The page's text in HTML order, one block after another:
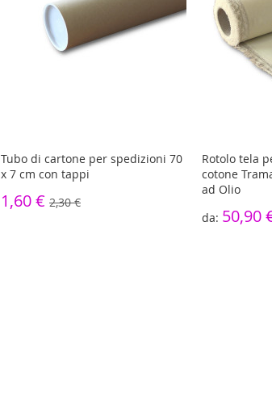
Tubo di cartone per spedizioni 70
x 7 cm con tappi
1,60 € 2,30 €
Rotolo tela
cotone
ad Olio
50,90